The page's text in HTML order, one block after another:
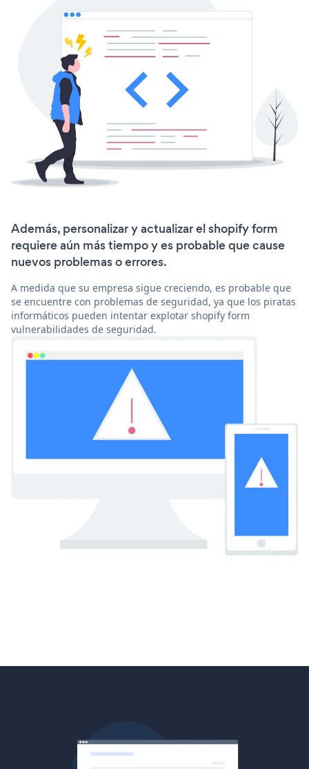
Además, personalizar y actualizar el shopify form
requiere aún más tiempo y es probable que cause
nuevos problemas o errores.
A medida que su empresa sigue creciendo, es probable que
se encuentre con problemas de seguridad, ya que los piratas
informáticos pueden intentar explotar shopify form
vulnerabilidades de seguridad.